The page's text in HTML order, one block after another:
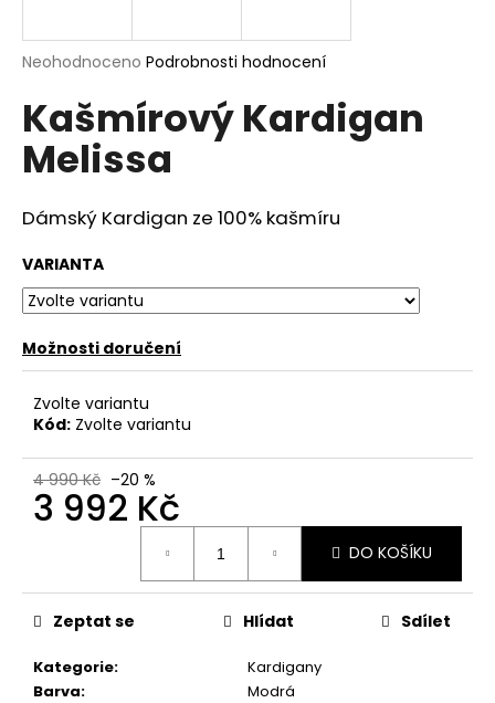
Průměrné
produktu
je
0,0
hvězdiček.
Neohodnoceno Podrobnosti hodnocení
Kašmírový Kardigan
Melissa
Dámský Kardigan ze 100% kašmíru
VARIANTA
Možnosti doručení
Zvolte variantu
Kód: Zvolte variantu
4 990 Kč –20 %
3 992 Kč
DO KOŠÍKU
Kategorie:
Kardigany
Barva:
Modrá
Zeptat se Hlídat Sdílet
j
t
?
D
o
p
o
r
u
u
m
e